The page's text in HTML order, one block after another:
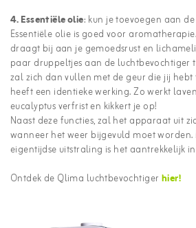
4. Essentiële olie: kun je toevoegen aan
Essentiële olie is goed voor
draagt bij aan je gemoedsrust en
paar druppeltjes aan de luchtbevochtiger
zal zich dan vullen met de geur die jij hebt
heeft een identieke werking. Zo werkt
eucalyptus verfrist en kikkert je op!
Naast deze functies, zal het apparaat uit
wanneer het weer bijgevuld moet worden.
eigentijdse uitstraling is het aantrekkelijk
Ontdek de Qlima luchtbevochtiger hier!